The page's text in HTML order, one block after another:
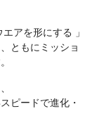
アを形にする 」
ともにミッショ
ピードで進化・